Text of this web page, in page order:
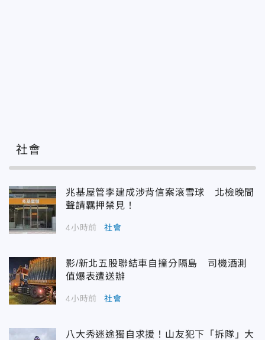
社會
兆基屋管李建成涉背信案滾雪球 北檢晚間
聲請羈押禁見！
4小時前 社會
影/新北五股聯結車自撞分隔島 司機酒測
值爆表遭送辦
4小時前 社會
八大秀迷途獨自求援！山友犯下「拆隊」大